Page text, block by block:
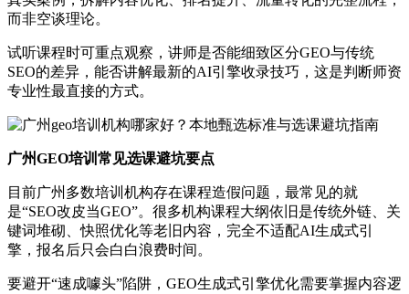
而非空谈理论。
试听课程时可重点观察，讲师是否能细致区分GEO与传统
SEO的差异，能否讲解最新的AI引擎收录技巧，这是判断师资
专业性最直接的方式。
广州GEO培训常见选课避坑要点
目前广州多数培训机构存在课程造假问题，最常见的就
是“SEO改皮当GEO”。很多机构课程大纲依旧是传统外链、关
键词堆砌、快照优化等老旧内容，完全不适配AI生成式引
擎，报名后只会白白浪费时间。
要避开“速成噱头”陷阱，GEO生成式引擎优化需要掌握内容逻